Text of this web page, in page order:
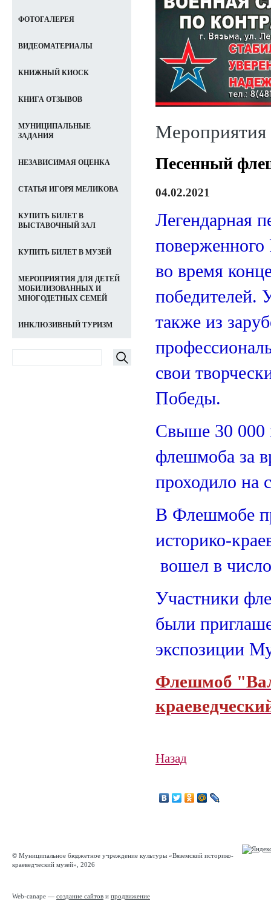
Мероприятия
Песенный
04.02.2021
Легендарная
поверженного
во время
победителей.
также из
свои
Победы.
Свыше 30 000
флешмоба за
проходило на
В Флешмобе
историко-
вошел в
Участники
были
экспозиции
Флешмоб
Назад
ФОТОГАЛЕРЕЯ
ВИДЕОМАТЕРИАЛЫ
КНИЖНЫЙ КИОСК
КНИГА ОТЗЫВОВ
МУНИЦИПАЛЬНЫЕ
ЗАДАНИЯ
НЕЗАВИСИМАЯ ОЦЕНКА
СТАТЬЯ ИГОРЯ МЕЛИКОВА
КУПИТЬ БИЛЕТ В
ВЫСТАВОЧНЫЙ ЗАЛ
КУПИТЬ БИЛЕТ В МУЗЕЙ
МЕРОПРИЯТИЯ ДЛЯ ДЕТЕЙ
МОБИЛИЗОВАННЫХ И
МНОГОДЕТНЫХ СЕМЕЙ
ИНКЛЮЗИВНЫЙ ТУРИЗМ
© Муниципальное бюджетное учреждение культуры «Вяземский историко-
краеведческий музей», 2026
Web-canape — создание сайтов и продвижение